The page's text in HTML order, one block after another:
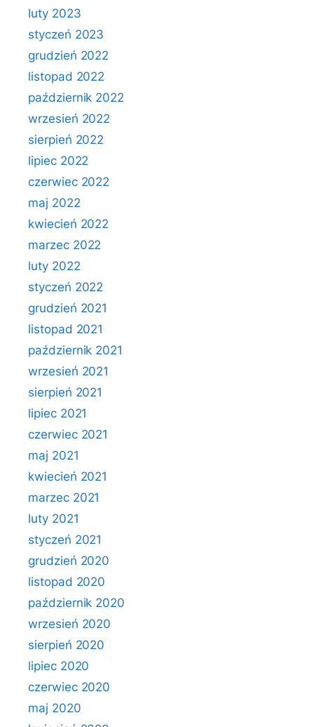
luty 2023
styczeń 2023
grudzień 2022
listopad 2022
październik 2022
wrzesień 2022
sierpień 2022
lipiec 2022
czerwiec 2022
maj 2022
kwiecień 2022
marzec 2022
luty 2022
styczeń 2022
grudzień 2021
listopad 2021
październik 2021
wrzesień 2021
sierpień 2021
lipiec 2021
czerwiec 2021
maj 2021
kwiecień 2021
marzec 2021
luty 2021
styczeń 2021
grudzień 2020
listopad 2020
październik 2020
wrzesień 2020
sierpień 2020
lipiec 2020
czerwiec 2020
maj 2020